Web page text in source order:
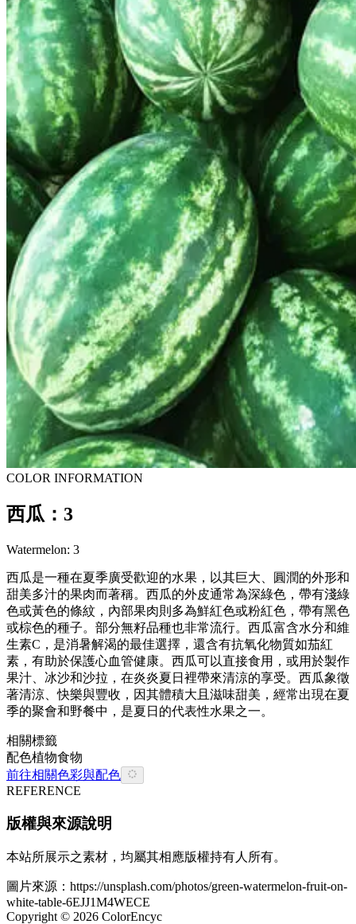
COLOR INFORMATION
西瓜：3
Watermelon: 3
西瓜是一種在夏季廣受歡迎的水果，以其巨大、圓潤的外形和
甜美多汁的果肉而著稱。西瓜的外皮通常為深綠色，帶有淺綠
色或黃色的條紋，內部果肉則多為鮮紅色或粉紅色，帶有黑色
或棕色的種子。部分無籽品種也非常流行。西瓜富含水分和維
生素C，是消暑解渴的最佳選擇，還含有抗氧化物質如茄紅
素，有助於保護心血管健康。西瓜可以直接食用，或用於製作
果汁、冰沙和沙拉，在炎炎夏日裡帶來清涼的享受。西瓜象徵
著清涼、快樂與豐收，因其體積大且滋味甜美，經常出現在夏
季的聚會和野餐中，是夏日的代表性水果之一。
相關標籤
配色植物食物
前往相關色彩與配色
REFERENCE
版權與來源說明
本站所展示之素材，均屬其相應版權持有人所有。
圖片來源： https://unsplash.com/photos/green-watermelon-fruit-on-
white-table-6EJJ1M4WECE
Copyright © 2026 ColorEncyc